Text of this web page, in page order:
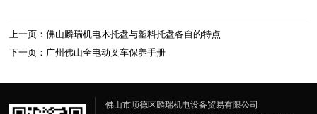
上一页：佛山麟瑞机电木托盘与塑料托盘各自的特点
下一页：广州佛山全电动叉车保养手册
佛山市顺德区麟瑞机电设备贸易有限公司